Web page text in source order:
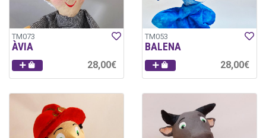
TM073
ÀVIA
28,00€
TM053
BALENA
28,00€